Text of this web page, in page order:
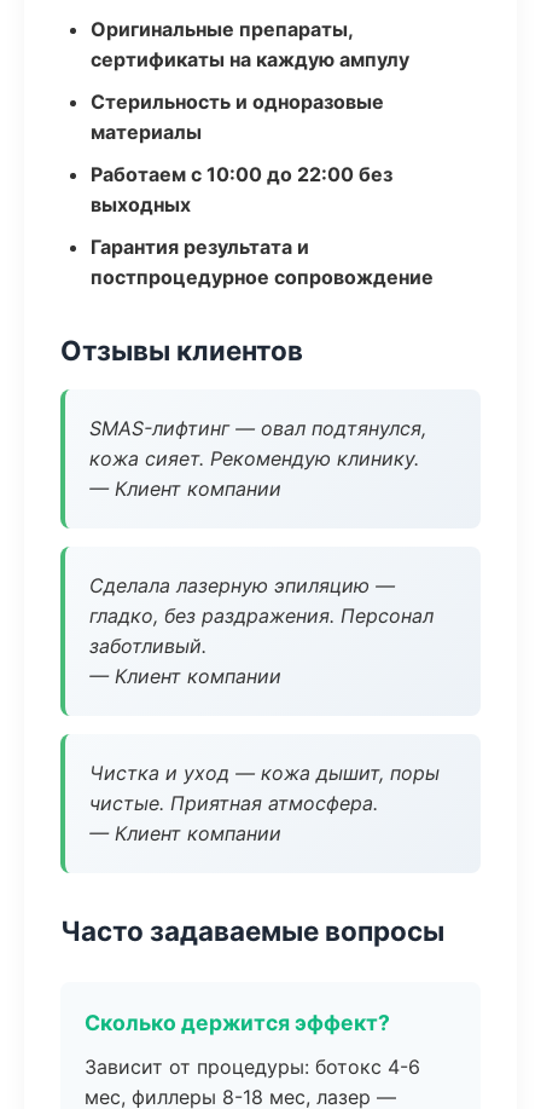
Оригинальные препараты,
сертификаты на каждую ампулу
Стерильность и одноразовые
материалы
Работаем с 10:00 до 22:00 без
выходных
Гарантия результата и
постпроцедурное сопровождение
Отзывы клиентов
SMAS-лифтинг — овал подтянулся,
кожа сияет. Рекомендую клинику.
— Клиент компании
Сделала лазерную эпиляцию —
гладко, без раздражения. Персонал
заботливый.
— Клиент компании
Чистка и уход — кожа дышит, поры
чистые. Приятная атмосфера.
— Клиент компании
Часто задаваемые вопросы
Сколько держится эффект?
Зависит от процедуры: ботокс 4-6
мес, филлеры 8-18 мес, лазер —